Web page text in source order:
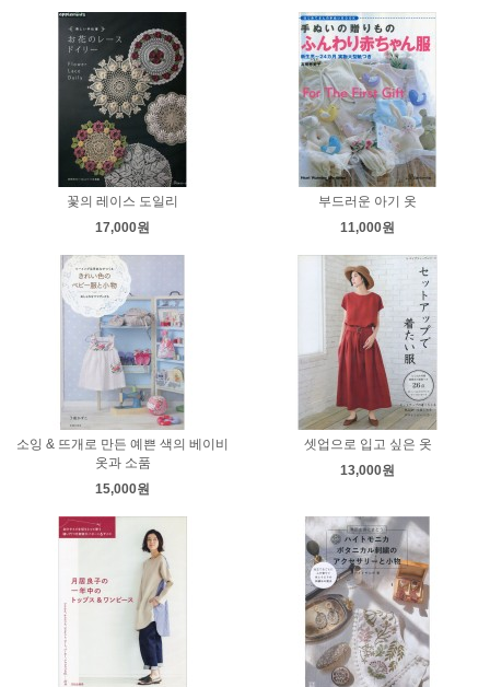
꽃의 레이스 도일리
17,000원
부드러운 아기 옷
11,000원
소잉 & 뜨개로 만든 예쁜 색의 베이비
옷과 소품
15,000원
셋업으로 입고 싶은 옷
13,000원